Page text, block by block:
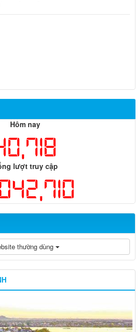
Hôm nay
lượt truy cập
thường dùng